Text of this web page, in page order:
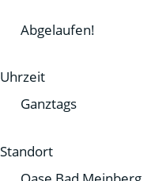
Abgelaufen!
Uhrzeit
Ganztags
Standort